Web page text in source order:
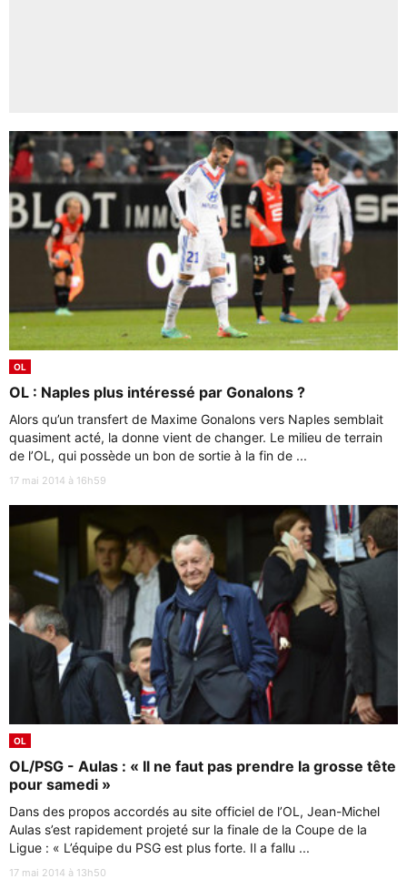
OL
OL : Naples plus intéressé par Gonalons ?
Alors qu’un transfert de Maxime Gonalons vers Naples semblait
quasiment acté, la donne vient de changer. Le milieu de terrain
de l’OL, qui possède un bon de sortie à la fin de ...
17 mai 2014 à 16h59
OL
OL/PSG - Aulas : « Il ne faut pas prendre la grosse tête
pour samedi »
Dans des propos accordés au site officiel de l’OL, Jean-Michel
Aulas s’est rapidement projeté sur la finale de la Coupe de la
Ligue : « L’équipe du PSG est plus forte. Il a fallu ...
17 mai 2014 à 13h50